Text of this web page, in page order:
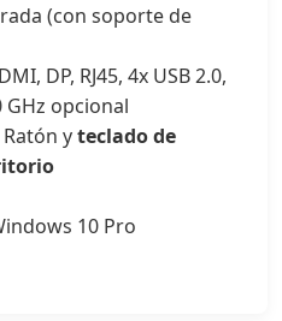
(con soporte de
DP, RJ45, 4x USB 2.0,
GHz opcional
Ratón yteclado de
10 Pro